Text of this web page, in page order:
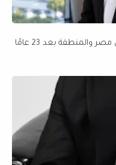
محمد الشباسي ينقل خبراته العالمية إلى مصر والمنطقة بعد 23 عامًا